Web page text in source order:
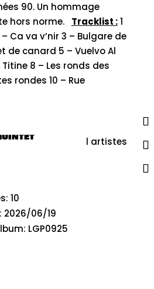
90. Un hommage
hors norme. Tracklist :1
Ca va v’nir 3 – Bulgare de
de canard 5 – Vuelvo Al
Titine 8 – Les ronds des
rondes 10 – Rue
: 10
2026/06/19
: LGP0925